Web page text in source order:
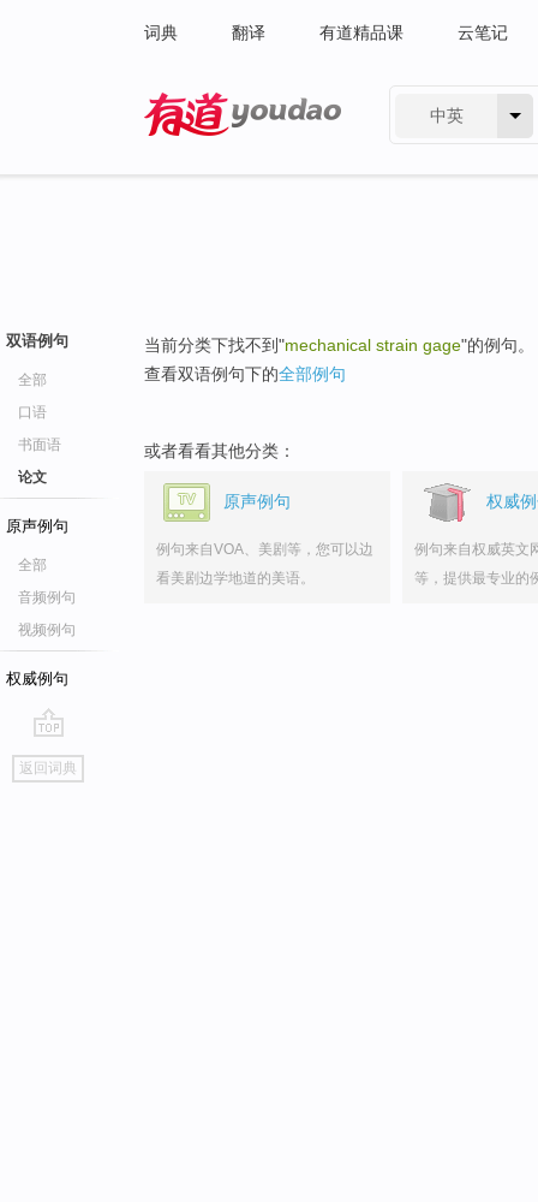
词典 翻译 有道精品课 云笔记
中英
双语例句
全部
口语
书面语
论文
原声例句
全部
音频例句
视频例句
权威例句
go
top
返回词典
当前分类下找不到"mechanical strain gage"的例句。
查看双语例句下的全部例句
或者看看其他分类：
原声例句
例句来自VOA、美剧等，您可以边
看美剧边学地道的美语。
权威
例句来自权威英文
等，提供最专业的